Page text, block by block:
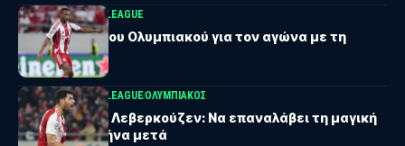
UEFA CHAMPIONS LEAGUE
Η εντεκάδα του Ολυμπιακού για τον αγώνα με τη
Λεβερκούζεν
UEFA CHAMPIONS LEAGUEΟΛΥΜΠΙΑΚΟΣ
Ολυμπιακός – Λεβερκούζεν: Να επαναλάβει τη μαγική
βραδιά ένα μήνα μετά